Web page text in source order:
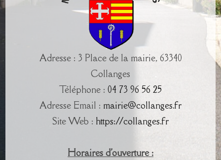
Adresse : 3 Place de la mairie, 63340
Collanges
Téléphone : 04 73 96 56 25
Adresse Email : mairie@collanges.fr
Site Web : https://collanges.fr
Horaires d'ouverture :